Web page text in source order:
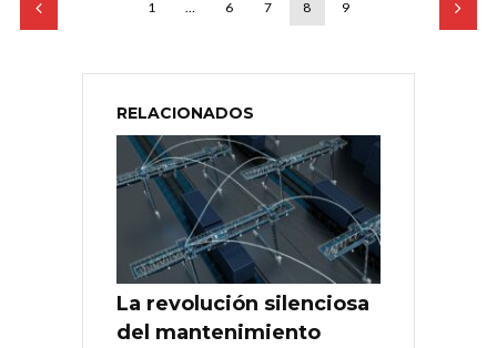
1 … 6 7 8 9
RELACIONADOS
La revolución silenciosa
del mantenimiento